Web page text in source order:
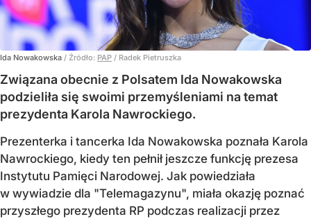
Ida Nowakowska / Źródło: PAP / Radek Pietruszka
Związana obecnie z Polsatem Ida Nowakowska
podzieliła się swoimi przemyśleniami na temat
prezydenta Karola Nawrockiego.
Prezenterka i tancerka Ida Nowakowska poznała Karola
Nawrockiego, kiedy ten pełnił jeszcze funkcję prezesa
Instytutu Pamięci Narodowej. Jak powiedziała
w wywiadzie dla "Telemagazynu", miała okazję poznać
przyszłego prezydenta RP podczas realizacji przez